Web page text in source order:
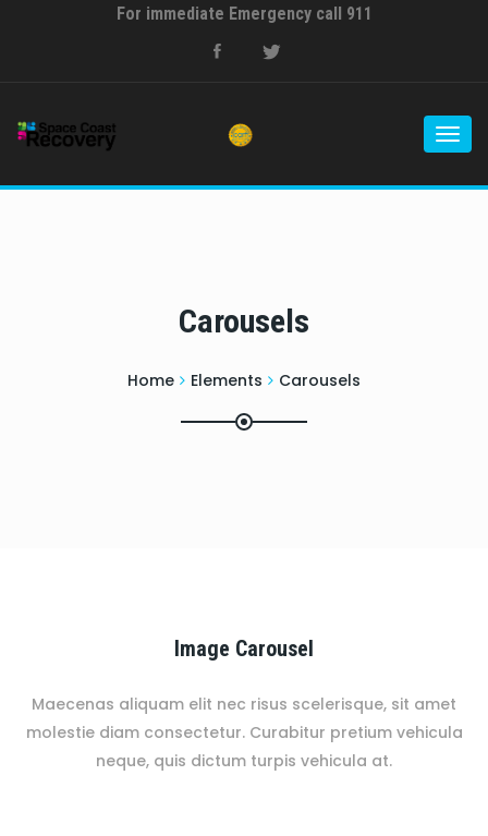
For immediate Emergency call 911
Carousels
Home Elements Carousels
Image Carousel
Maecenas aliquam elit nec risus scelerisque, sit amet
molestie diam consectetur. Curabitur pretium vehicula
neque, quis dictum turpis vehicula at.